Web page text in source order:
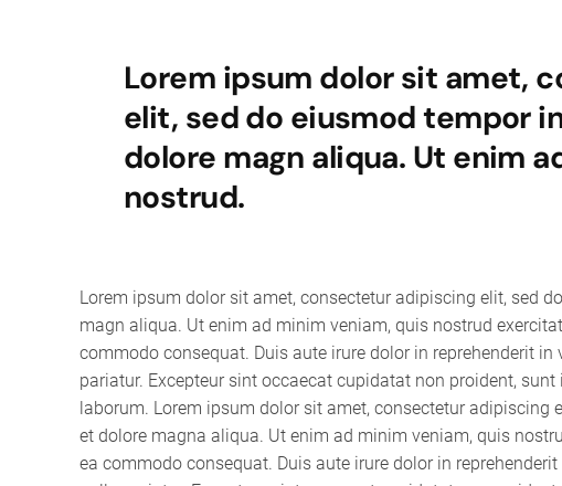
Lorem ipsum dolor sit amet,
elit, sed do eiusmod tempor
dolore magn aliqua. Ut enim
nostrud.
Lorem ipsum dolor sit amet, consectetur adipiscing elit, sed
magn aliqua. Ut enim ad minim veniam, quis nostrud
commodo consequat. Duis aute irure dolor in reprehenderit
pariatur. Excepteur sint occaecat cupidatat non proident,
laborum. Lorem ipsum dolor sit amet, consectetur
et dolore magna aliqua. Ut enim ad minim veniam, quis
ea commodo consequat. Duis aute irure dolor in